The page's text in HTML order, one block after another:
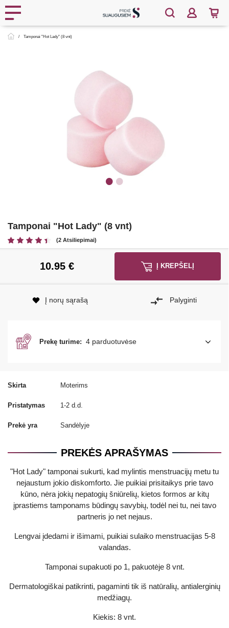
Tamponai "Hot Lady" (8 vnt)
Tamponai "Hot Lady" (8 vnt)
(2 Atsiliepimai)
Skirta Moterims
Pristatymas 1-2 d.d.
Prekė yra Sandėlyje
10.95 € Į KREPŠELĮ
Į norų sąrašą Palyginti
Prekę turime: 4 parduotuvėse
PREKĖS APRAŠYMAS
"Hot Lady" tamponai sukurti, kad mylintis menstruacijų metu tu
nejaustum jokio diskomforto. Jie puikiai prisitaikys prie tavo
kūno, nėra jokių nepatogių šniūrelių, kietos formos ar kitų
įprastiems tamponams būdingų savybių, todėl nei tu, nei tavo
partneris jo net nejaus.
Lengvai įdedami ir išimami, puikiai sulaiko menstruacijas 5-8
valandas.
Tamponai supakuoti po 1, pakuotėje 8 vnt.
Dermatologiškai patikrinti, pagaminti tik iš natūralių, antialerginių
medžiagų.
Kiekis: 8 vnt.